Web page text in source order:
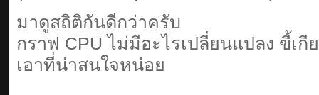
มาดูสถิติกันดีกว่าครับ
กราฟ CPU ไม่มีอะไรเปลี่ยนแปลง ขี้เ
เอาที่น่าสนใจหน่อย